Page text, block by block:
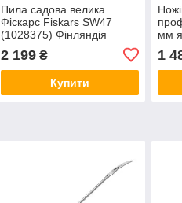
Пила садова велика
Фіскарс Fiskars SW47
(1028375) Фінляндія
2 199₴
Купити
мм
1